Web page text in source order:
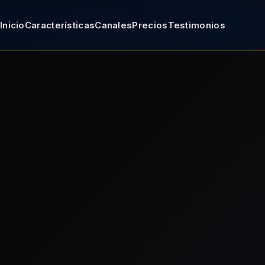
InicioCaracterísticasCanalesPreciosTestimonios